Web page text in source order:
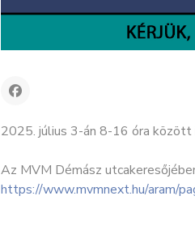
2025. július 3-án 8-16 óra
Az MVM Démász
https://www.mvmnext.hu/aram/